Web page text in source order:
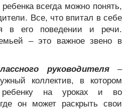
всегда можно понять,
Все, что впитал в себе
в его поведении и речи.
– это важное звено в
руководителя–
коллектив, в котором
ребенку на уроках и во
он может раскрыть свои